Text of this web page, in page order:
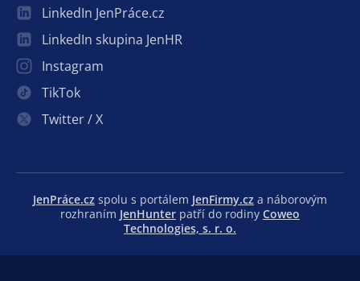
LinkedIn JenPráce.cz
LinkedIn skupina JenHR
Instagram
TikTok
Twitter / X
JenPráce.cz spolu s portálem JenFirmy.cz a náborovým
rozhraním JenHunter patří do rodiny Coweo
Technologies, s. r. o.